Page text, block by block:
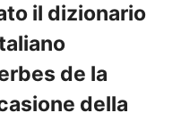
il dizionario
de la
della